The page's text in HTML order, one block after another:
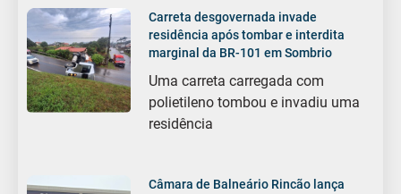
Carreta desgovernada invade
residência após tombar e interdita
marginal da BR-101 em Sombrio
Uma carreta carregada com
polietileno tombou e invadiu uma
residência
Câmara de Balneário Rincão lança